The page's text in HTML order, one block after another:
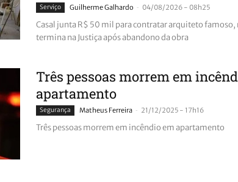
Serviço Guilherme Galhardo - 04/08/2026 - 08h25
Casal junta R$ 50 mil para contratar arquiteto famoso,
termina na Justiça após abandono da obra
Três pessoas morrem em
apartamento
Segurança Matheus Ferreira - 21/12/2025 - 17h16
Três pessoas morrem em incêndio em apartamento